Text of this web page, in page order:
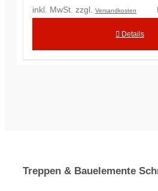
inkl. MwSt. zzgl. Versandkosten
Details
Treppen & Bauelemente